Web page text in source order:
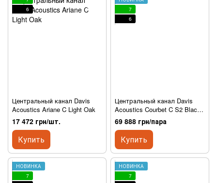
6
Центральный канал Davis
Acoustics Ariane C Light Oak
17 472 грн/шт.
Купить
7
6
Центральный канал Davis
Acoustics Courbet C S2 Black
High Gloss
69 888 грн/пара
Купить
НОВИНКА
7
НОВИНКА
7